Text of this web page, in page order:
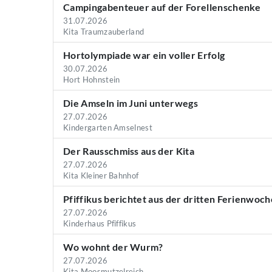
Campingabenteuer auf der Forellenschenke
31.07.2026
Kita Traumzauberland
Hortolympiade war ein voller Erfolg
30.07.2026
Hort Hohnstein
Die Amseln im Juni unterwegs
27.07.2026
Kindergarten Amselnest
Der Rausschmiss aus der Kita
27.07.2026
Kita Kleiner Bahnhof
Pfiffikus berichtet aus der dritten
27.07.2026
Kinderhaus Pfiffikus
Wo wohnt der Wurm?
27.07.2026